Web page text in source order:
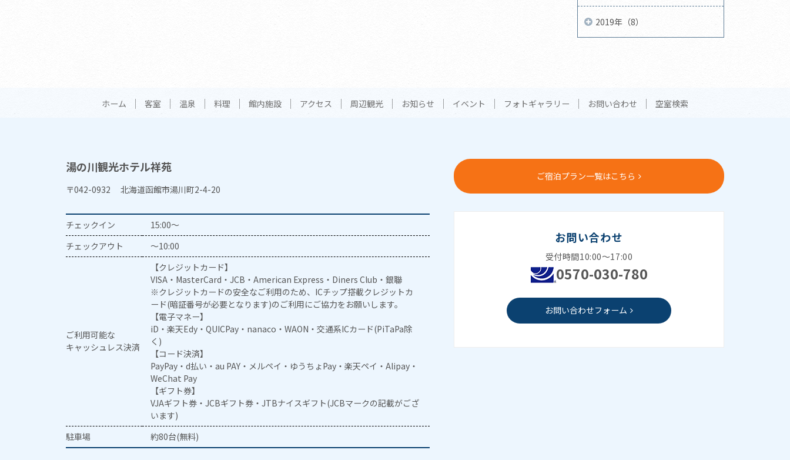
2019年（8）
ホーム 客室 温泉 料理 館内施設 アクセス 周辺観光 お知らせ イベント フォトギャラリー お問い合わせ 空室検索
湯の川観光ホテル祥苑
〒042-0932 北海道函館市湯川町2-4-20
チェックイン
15:00～
チェックアウト
～10:00
ご利用可能な
キャッシュレス決済
【クレジットカード】
VISA・MasterCard・JCB・American Express・Diners Club・銀聯
※クレジットカードの安全なご利用のため、ICチップ搭載クレジットカ
ード(暗証番号が必要となります)のご利用にご協力をお願いします。
【電子マネー】
iD・楽天Edy・QUICPay・nanaco・WAON・交通系ICカード(PiTaPa除
く)
【コード決済】
PayPay・d払い・au PAY・メルペイ・ゆうちょPay・楽天ペイ・Alipay・
WeChat Pay
【ギフト券】
VJAギフト券・JCBギフト券・JTBナイスギフト(JCBマークの記載がござ
います)
駐車場
約80台(無料)
ご宿泊プラン一覧はこちら
お問い合わせ
受付時間10:00～17:00
0570-030-780
お問い合わせフォーム